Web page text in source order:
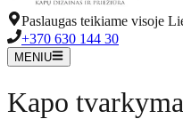
Paslaugas teikiame visoje
+370 630 144 30
MENIU
Kapo